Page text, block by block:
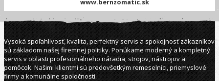
www.bernzomatic.sk
Vysoká spoľahlivosť, kvalita, perfektný servis a spokojnosť zákazníkov
sú základom našej firemnej politiky. Ponúkame moderný a kompletný
servis v oblasti profesionálneho náradia, strojov, nástrojov a
pomôcok. Našimi klientmi sú predovšetkým remeselníci, priemyslové
firmy a komunálne spoločnosti.